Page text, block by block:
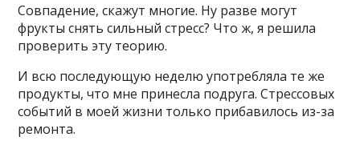
Совпадение, скажут многие. Ну разве могут
фрукты снять сильный стресс? Что ж, я решила
проверить эту теорию.
И всю последующую неделю употребляла те же
продукты, что мне принесла подруга. Стрессовых
событий в моей жизни только прибавилось из-за
ремонта.